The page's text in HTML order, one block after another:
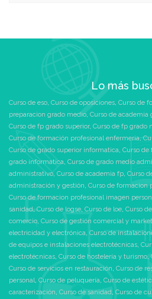
Lo más
Curso de eso, Curso de oposiciones, Curso de
preparacion grado medio, Curso de academia
Curso de fp grado superior, Curso de fp grado
Curso de formación profesional enfermeria,
Curso de grado superior informatica, Curso de
grado informatica, Curso de grado medio
administrativo, Curso de academia fp, Curso
administración y gestión, Curso de formacion
Curso de formacion profesional imagen
sanidad,Curso de logse, Curso de loe, Curso
comercio, Curso de gestión comercial y
electricidad y electrónica, Curso de
de equipos e instalaciones electrotécnicas,
electrotécnicas, Curso de hostelería y turismo,
Curso de servicios en restauración, Curso de
personal, Curso de peluquería, Curso de
caracterización, Curso de sanidad, Curso de